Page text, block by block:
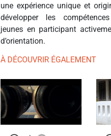
une expérience unique et
développer les
jeunes en participant
d’orientation.
À DÉCOUVRIR ÉGALEMENT